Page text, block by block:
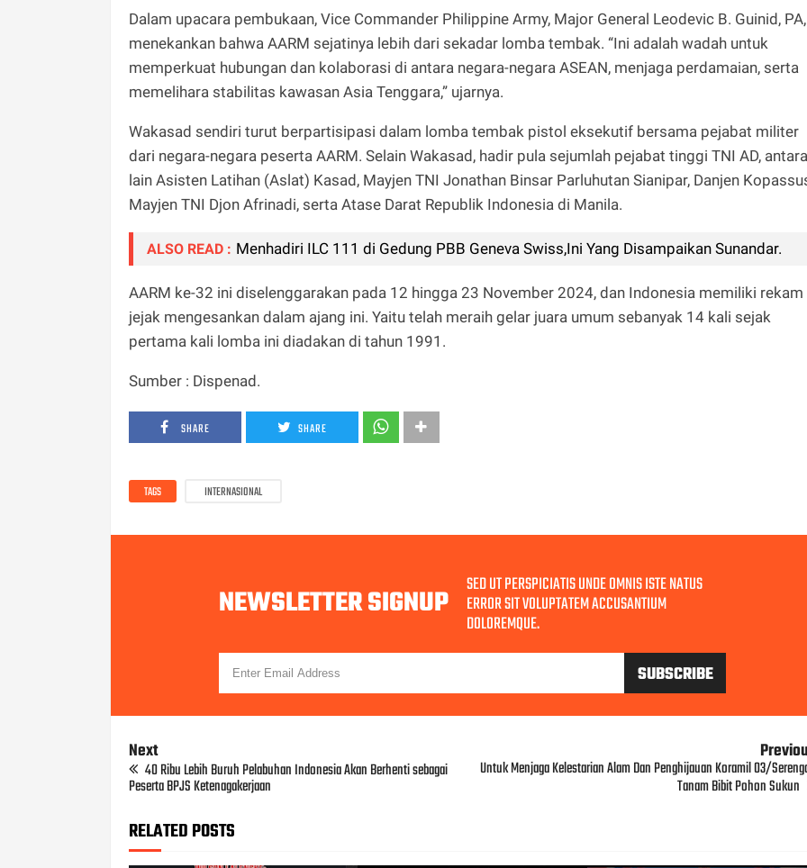
Dalam upacara pembukaan, Vice Commander Philippine Army, Major General Leodevic B. Guinid, PA,
menekankan bahwa AARM sejatinya lebih dari sekadar lomba tembak. “Ini adalah wadah untuk
memperkuat hubungan dan kolaborasi di antara negara-negara ASEAN, menjaga perdamaian, serta
memelihara stabilitas kawasan Asia Tenggara,” ujarnya.
Wakasad sendiri turut berpartisipasi dalam lomba tembak pistol eksekutif bersama pejabat militer
dari negara-negara peserta AARM. Selain Wakasad, hadir pula sejumlah pejabat tinggi TNI AD, antara
lain Asisten Latihan (Aslat) Kasad, Mayjen TNI Jonathan Binsar Parluhutan Sianipar, Danjen
Mayjen TNI Djon Afrinadi, serta Atase Darat Republik Indonesia di Manila.
ALSO READ : Menhadiri ILC 111 di Gedung PBB Geneva Swiss,Ini Yang Disampaikan Sunandar.
AARM ke-32 ini diselenggarakan pada 12 hingga 23 November 2024, dan Indonesia memiliki rekam
jejak mengesankan dalam ajang ini. Yaitu telah meraih gelar juara umum sebanyak 14 kali sejak
pertama kali lomba ini diadakan di tahun 1991.
Sumber : Dispenad.
SHARE SHARE
TAGS INTERNASIONAL
NEWSLETTER SIGNUP SED UT PERSPICIATIS UNDE OMNIS ISTE NATUS
ERROR SIT VOLUPTATEM ACCUSANTIUM
DOLOREMQUE.
Next
40 Ribu Lebih Buruh Pelabuhan Indonesia Akan Berhenti sebagai
Peserta BPJS Ketenagakerjaan
Untuk Menjaga Kelestarian Alam Dan Penghijauan Koramil 03/
Tanam Bibit Pohon Sukun
RELATED POSTS